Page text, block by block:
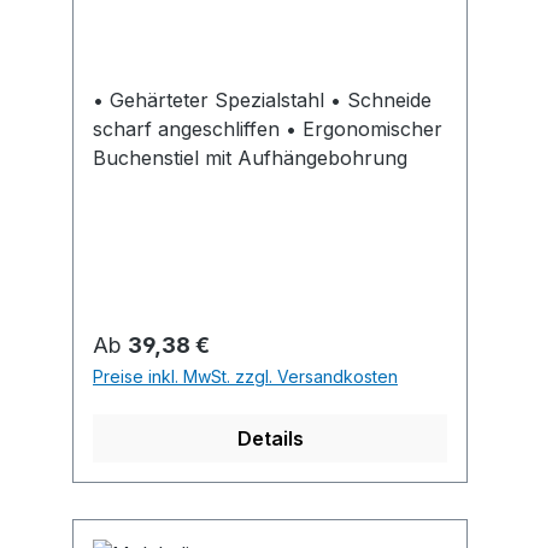
• Gehärteter Spezialstahl • Schneide
scharf angeschliffen • Ergonomischer
Buchenstiel mit Aufhängebohrung
Regulärer Preis:
Ab 39,38 €
Preise inkl. MwSt. zzgl. Versandkosten
Details